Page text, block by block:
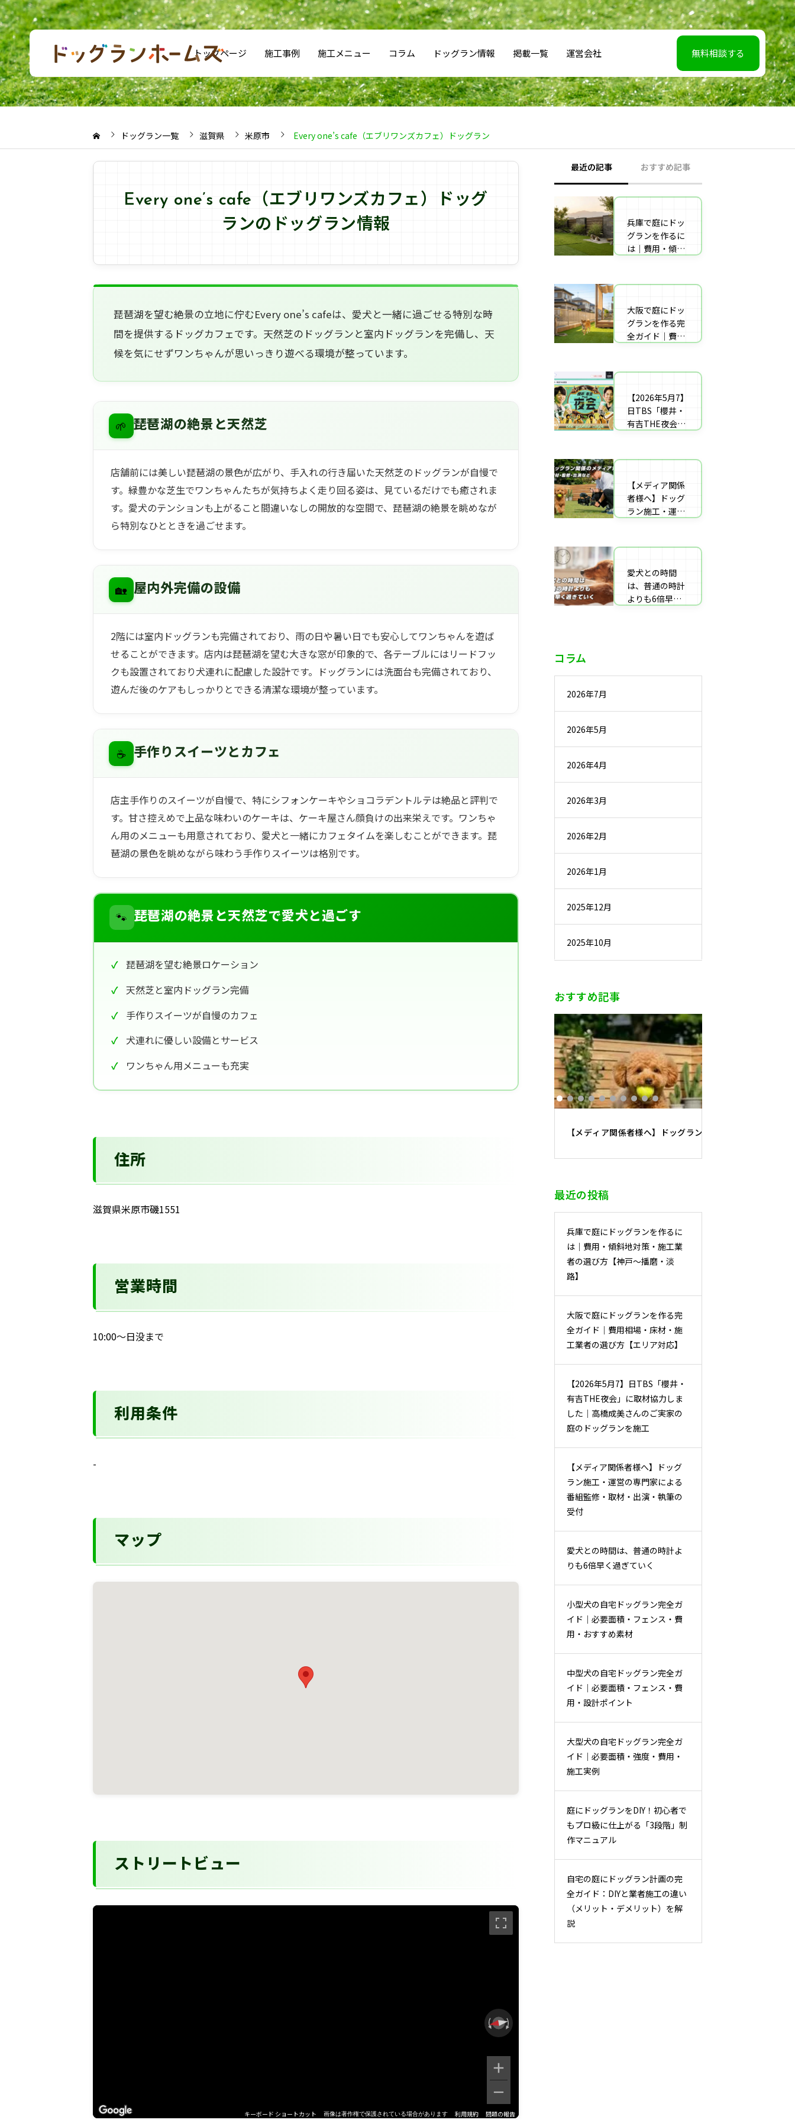
トップページ 施工事例 施工メニュー コラム ドッグラン情報 掲載一覧 運営会社 無料相談する
ドッグラン一覧 滋賀県 米原市 Every one’s cafe（エブリワンズカフェ）ドッグラン
Every one’s cafe（エブリワンズカフェ）ドッグ
ランのドッグラン情報
琵琶湖を望む絶景の立地に佇むEvery one’s cafeは、愛犬と一緒に過ごせる特別な時
間を提供するドッグカフェです。天然芝のドッグランと室内ドッグランを完備し、天
候を気にせずワンちゃんが思いっきり遊べる環境が整っています。
🌱 琵琶湖の絶景と天然芝
店舗前には美しい琵琶湖の景色が広がり、手入れの行き届いた天然芝のドッグランが自慢で
す。緑豊かな芝生でワンちゃんたちが気持ちよく走り回る姿は、見ているだけでも癒されま
す。愛犬のテンションも上がること間違いなしの開放的な空間で、琵琶湖の絶景を眺めなが
ら特別なひとときを過ごせます。
🏡 屋内外完備の設備
2階には室内ドッグランも完備されており、雨の日や暑い日でも安心してワンちゃんを遊ば
せることができます。店内は琵琶湖を望む大きな窓が印象的で、各テーブルにはリードフッ
クも設置されており犬連れに配慮した設計です。ドッグランには洗面台も完備されており、
遊んだ後のケアもしっかりとできる清潔な環境が整っています。
☕ 手作りスイーツとカフェ
店主手作りのスイーツが自慢で、特にシフォンケーキやショコラデントルテは絶品と評判で
す。甘さ控えめで上品な味わいのケーキは、ケーキ屋さん顔負けの出来栄えです。ワンちゃ
ん用のメニューも用意されており、愛犬と一緒にカフェタイムを楽しむことができます。琵
琶湖の景色を眺めながら味わう手作りスイーツは格別です。
🐾 琵琶湖の絶景と天然芝で愛犬と過ごす
琵琶湖を望む絶景ロケーション
天然芝と室内ドッグラン完備
手作りスイーツが自慢のカフェ
犬連れに優しい設備とサービス
ワンちゃん用メニューも充実
住所
滋賀県米原市磯1551
営業時間
10:00～日没まで
利用条件
-
マップ
ストリートビュー
キーボード ショートカット 画像は著作権で保護されている場合があります 利用規約 問題の報告
最近の記事 おすすめ記事
兵庫で庭にドッ
グランを作るに
は｜費用・傾斜
戸〜播磨・淡
大阪で庭にドッ
グランを作る完
全ガイド｜費用
【エリア対応】
【2026年5月7】
日TBS「櫻井・
有吉THE夜会」
さんのご実家の
を施工
【メディア関係
者様へ】ドッグ
ラン施工・運営
材・出演・執筆
愛犬との時間
は、普通の時計
よりも6倍早く
【2026年5月7】
日TBS「櫻井・
有吉THE夜会」
さんのご実家の
を施工
庭にドッグラン
をDIY！初心者
でもプロ級に仕
アル
自宅の庭にドッ
グラン計画の完
全ガイド：DIY
デメリット）を
コラム
2026年7月
2026年5月
2026年4月
2026年3月
2026年2月
2026年1月
2025年12月
2025年10月
おすすめ記事
【メディア関係者様へ】ドッグラン施工・運営の専門家
最近の投稿
兵庫で庭にドッグランを作るに
は｜費用・傾斜地対策・施工業
者の選び方【神戸〜播磨・淡
路】
大阪で庭にドッグランを作る完
全ガイド｜費用相場・床材・施
工業者の選び方【エリア対応】
【2026年5月7】日TBS「櫻井・
有吉THE夜会」に取材協力しま
した｜高橋成美さんのご実家の
庭のドッグランを施工
【メディア関係者様へ】ドッグ
ラン施工・運営の専門家による
番組監修・取材・出演・執筆の
受付
愛犬との時間は、普通の時計よ
りも6倍早く過ぎていく
小型犬の自宅ドッグラン完全ガ
イド｜必要面積・フェンス・費
用・おすすめ素材
中型犬の自宅ドッグラン完全ガ
イド｜必要面積・フェンス・費
用・設計ポイント
大型犬の自宅ドッグラン完全ガ
イド｜必要面積・強度・費用・
施工実例
庭にドッグランをDIY！初心者で
もプロ級に仕上がる「3段階」制
作マニュアル
自宅の庭にドッグラン計画の完
全ガイド：DIYと業者施工の違い
（メリット・デメリット）を解
説